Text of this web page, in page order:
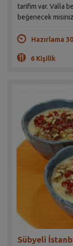
tarifim var. Valla
beğenecek
Hazırlama
6 Kişilik
Sübyeli